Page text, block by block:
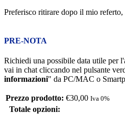
Preferisco ritirare dopo il mio referto,
PRE-NOTA
Richiedi una possibile data utile per
vai in chat cliccando nel pulsante
informazioni" da PC/MAC o
Prezzo prodotto: €30,00 Iva 0%
Totale opzioni: